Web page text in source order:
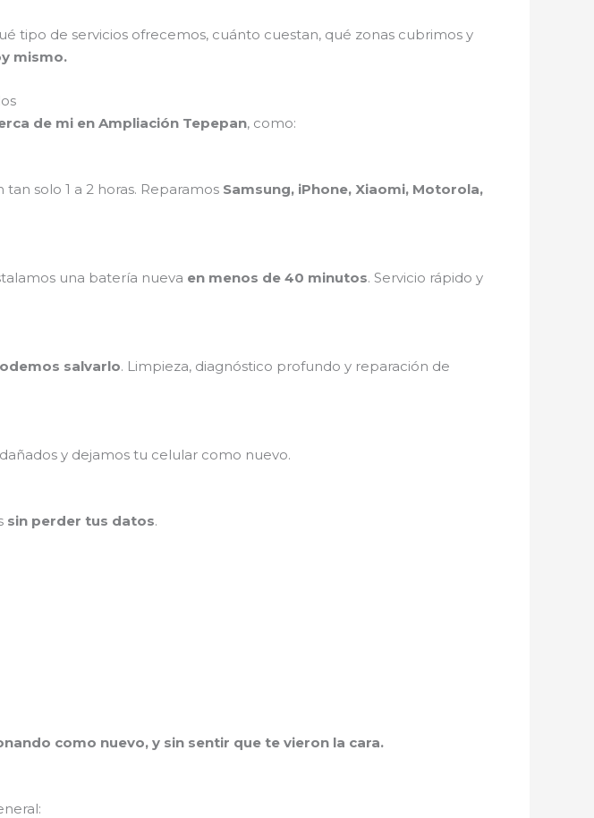
tipo de servicios ofrecemos, cuánto cuestan, qué zonas cubrimos y
mismo.
de mi en Ampliación Tepepan, como:
tan solo 1 a 2 horas. Reparamos Samsung, iPhone, Xiaomi, Motorola,
una batería nueva en menos de 40 minutos. Servicio rápido y
salvarlo. Limpieza, diagnóstico profundo y reparación de
y dejamos tu celular como nuevo.
sin perder tus datos.
como nuevo, y sin sentir que te vieron la cara.